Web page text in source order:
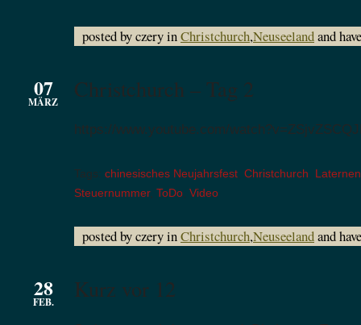
posted by czery inChristchurch,Neuseelandand
07
MÄRZ Christchurch – Tag 2
https://www.youtube.com/
Tags: chinesisches Neujahrsfest Christchurch
Steuernummer, ToDo Video
posted by czery inChristchurch,Neuseelandand
28
FEB. Kurz vor 12